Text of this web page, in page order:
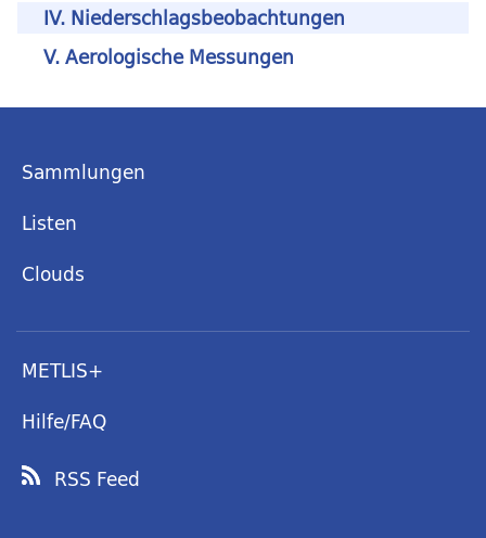
IV. Niederschlagsbeobachtungen
V. Aerologische Messungen
Sammlungen
Listen
Clouds
METLIS+
Hilfe/FAQ
RSS Feed